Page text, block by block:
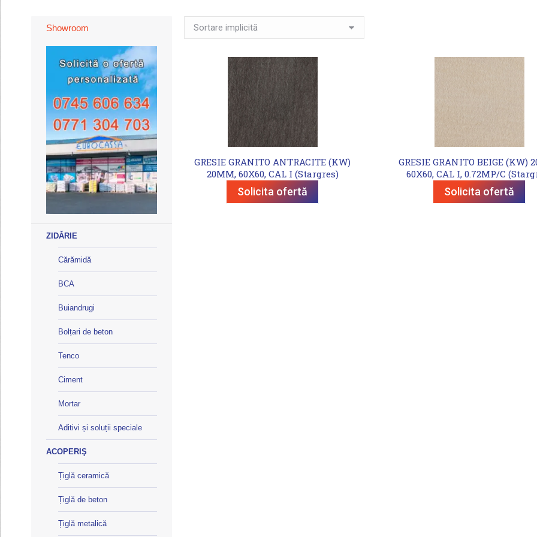
GRESIE GRANITO ANTRACITE (KW)
20MM, 60X60, CAL I (Stargres)
Solicita ofertă
GRESIE GRANITO BEIGE (KW)
60X60, CAL I, 0.72MP/C
Solicita ofertă
Showroom
ZIDĂRIE
Cărămidă
BCA
Buiandrugi
Bolțari de beton
Tenco
Ciment
Mortar
Aditivi și soluții speciale
ACOPERIŞ
Țiglă ceramică
Țiglă de beton
Țiglă metalică